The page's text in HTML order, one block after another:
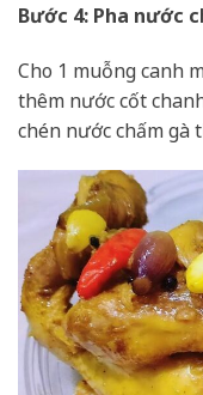
Bước 4: Pha nước
Cho 1 muỗng canh
thêm nước cốt
chén nước chấm gà